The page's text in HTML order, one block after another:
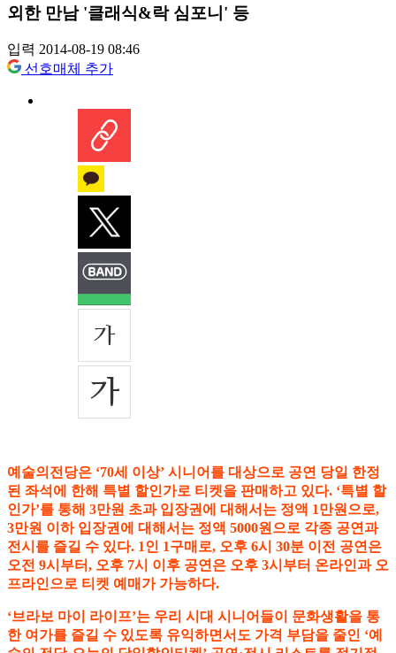
외한 만남 '클래식&락 심포니' 등
입력 2014-08-19 08:46
선호매체 추가
예술의전당은 ‘70세 이상’ 시니어를 대상으로 공연 당일 한정
된 좌석에 한해 특별 할인가로 티켓을 판매하고 있다. ‘특별 할
인가’를 통해 3만원 초과 입장권에 대해서는 정액 1만원으로,
3만원 이하 입장권에 대해서는 정액 5000원으로 각종 공연과
전시를 즐길 수 있다. 1인 1구매로, 오후 6시 30분 이전 공연은
오전 9시부터, 오후 7시 이후 공연은 오후 3시부터 온라인과 오
프라인으로 티켓 예매가 가능하다.
‘브라보 마이 라이프’는 우리 시대 시니어들이 문화생활을 통
한 여가를 즐길 수 있도록 유익하면서도 가격 부담을 줄인 ‘예